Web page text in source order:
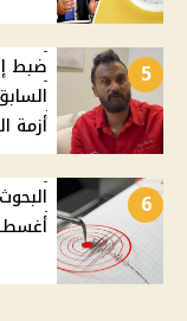
5
ضبط
أزمة
6